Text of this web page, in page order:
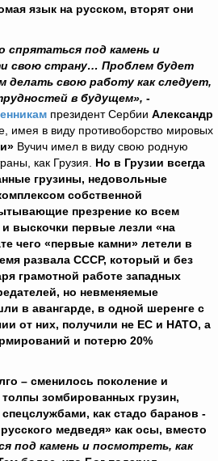
язык на русском, вторят они
спрятаться под камень и
свою страну… Проблем будет
делать свою работу как следует,
в будущем», -
президент Сербии Александр
имея в виду противоборство мировых
Вучич имел в виду свою родную
как Грузия. Но в Грузии всегда
грузины, недовольные
собственной
презрение ко всем
выскочки первые лезли «на
чего «первые камни» летели в
развала СССР, который и без
грамотной работе западных
но невменяемые
в авангарде, в одной шеренге с
от них, получили не ЕС и НАТО, а
и потерю 20%
– сменилось поколение и
толпы зомбированных грузин,
как стадо баранов -
медведя» как осы, вместо
под камень и посмотреть, как